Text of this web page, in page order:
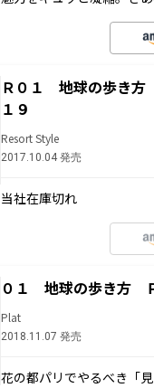
Ｒ０１ 地球の歩き
１９
Resort Style
2017.10.04 発売
当社在庫切れ
０１ 地球の歩き方
Plat
2018.11.07 発売
花の都パリでやるべき「